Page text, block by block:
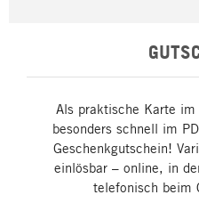
Als praktische Karte
besonders schnell im
Geschenkgutschein!
einlösbar – online, in
telefonisch beim